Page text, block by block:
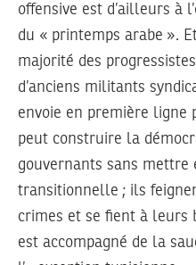
offensive est d’ailleurs à
du « printemps arabe ».
majorité des
d’anciens militants
envoie en première ligne
peut construire la
gouvernants sans
transitionnelle ; ils
crimes et se fient à leurs
est accompagné de la